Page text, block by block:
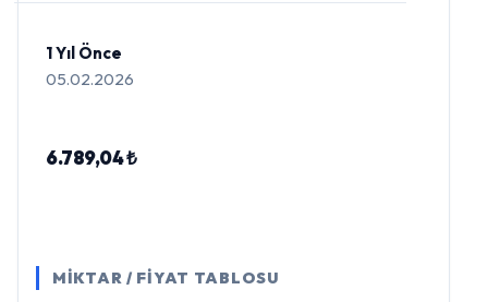
1 Yıl Önce
05.02.2026
6.789,04 ₺
MİKTAR / FİYAT TABLOSU